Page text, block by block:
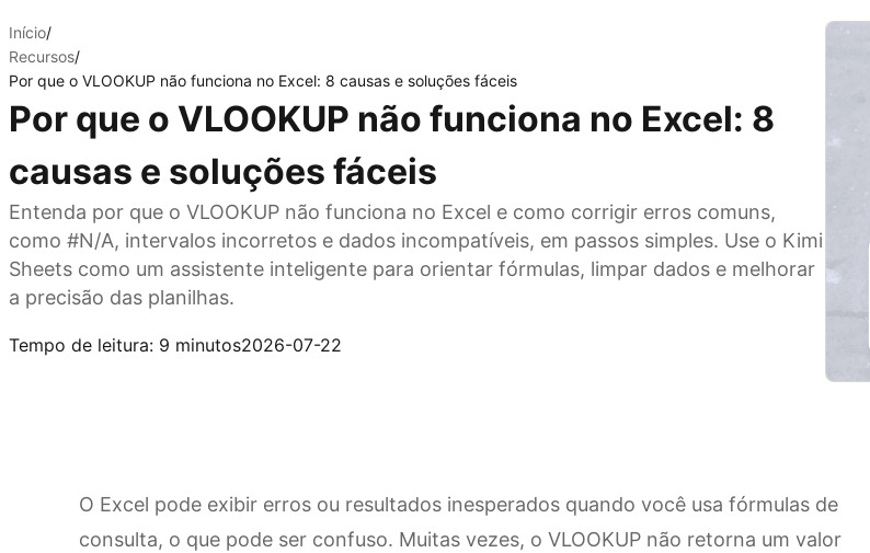
Início/
Recursos/
Por que o VLOOKUP não funciona no Excel: 8 causas e soluções fáceis
Por que o VLOOKUP não funciona no Excel: 8
causas e soluções fáceis
Entenda por que o VLOOKUP não funciona no Excel e como corrigir erros comuns,
como #N/A, intervalos incorretos e dados incompatíveis, em passos simples. Use o Kimi
Sheets como um assistente inteligente para orientar fórmulas, limpar dados e melhorar
a precisão das planilhas.
Tempo de leitura: 9 minutos2026-07-22
O Excel pode exibir erros ou resultados inesperados quando você usa fórmulas de
consulta, o que pode ser confuso. Muitas vezes, o VLOOKUP não retorna um valor